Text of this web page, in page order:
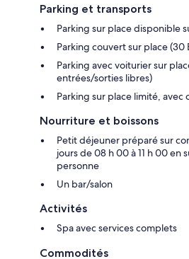
Parking et transports
Parking sur place disponible
Parking couvert sur place (30
Parking avec voiturier sur
entrées/sorties libres)
Parking sur place limité, avec
Nourriture et boissons
Petit déjeuner préparé sur
jours de 08 h 00 à 11 h 00 en
personne
Un bar/salon
Activités
Spa avec services complets
Commodités